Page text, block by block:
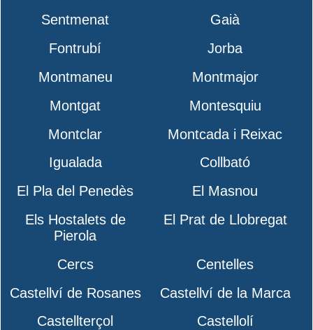
Sentmenat
Gaià
Fontrubí
Jorba
Montmaneu
Montmajor
Montgat
Montesquiu
Montclar
Montcada i Reixac
Igualada
Collbató
El Pla del Penedès
El Masnou
Els Hostalets de
Pierola
El Prat de Llobregat
Cercs
Centelles
Castellví de Rosanes
Castellví de la Marca
Castellterçol
Castellolí